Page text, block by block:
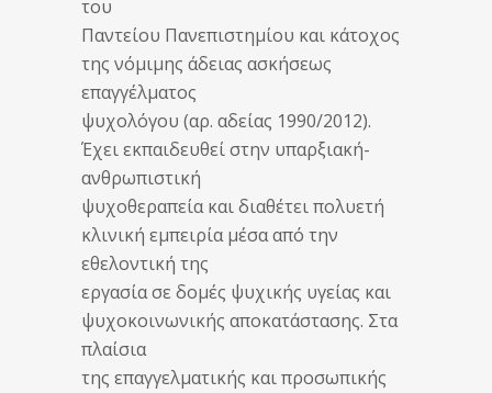
του
Παντείου Πανεπιστημίου και κάτοχος
της νόμιμης άδειας ασκήσεως
επαγγέλματος
ψυχολόγου (αρ. αδείας 1990/2012).
Έχει εκπαιδευθεί στην υπαρξιακή-
ανθρωπιστική
ψυχοθεραπεία και διαθέτει πολυετή
κλινική εμπειρία μέσα από την
εθελοντική της
εργασία σε δομές ψυχικής υγείας και
ψυχοκοινωνικής αποκατάστασης. Στα
πλαίσια
της επαγγελματικής και προσωπικής